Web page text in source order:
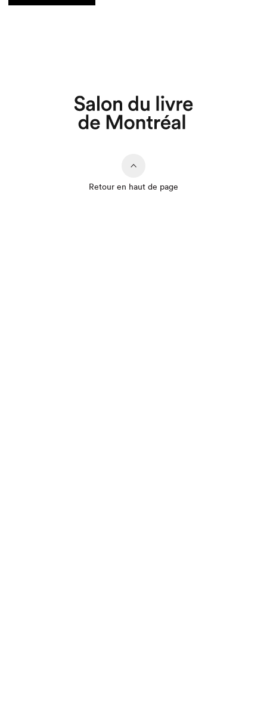
Acheter
Acheter
Acheter
Retour en haut de page